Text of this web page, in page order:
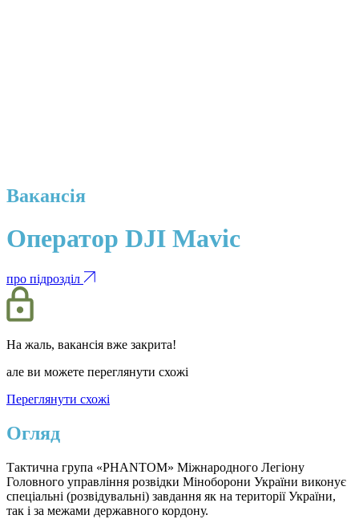
Вакансія
Оператор DJI Mavic
про підрозділ
На жаль, вакансія вже закрита!
але ви можете переглянути схожі
Переглянути схожі
Огляд
Тактична група «PHANTOM» Міжнародного Легіону
Головного управління розвідки Міноборони України виконує
спеціальні (розвідувальні) завдання як на території України,
так і за межами державного кордону.